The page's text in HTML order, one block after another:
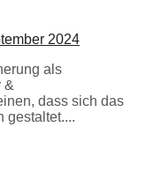
2024
als
&
dass sich das
gestaltet....